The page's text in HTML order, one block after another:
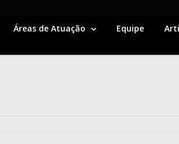
Áreas de Atuação Equipe